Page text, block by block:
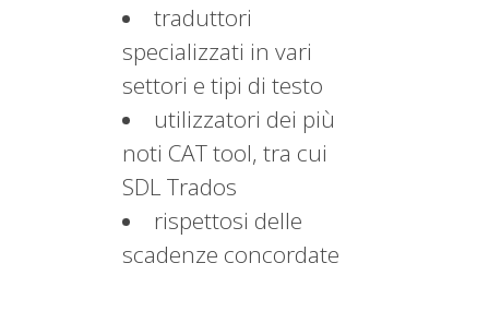
traduttori
specializzati in vari
settori e tipi di testo
utilizzatori dei più
noti CAT tool, tra cui
SDL Trados
rispettosi delle
scadenze concordate